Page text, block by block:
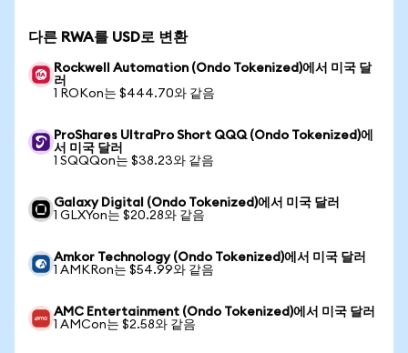
다른 RWA를 USD로 변환
Rockwell Automation (Ondo Tokenized)에서 미국 달
러
1 ROKon는 $444.70와 같음
ProShares UltraPro Short QQQ (Ondo Tokenized)에
서 미국 달러
1 SQQQon는 $38.23와 같음
Galaxy Digital (Ondo Tokenized)에서 미국 달러
1 GLXYon는 $20.28와 같음
Amkor Technology (Ondo Tokenized)에서 미국 달러
1 AMKRon는 $54.99와 같음
AMC Entertainment (Ondo Tokenized)에서 미국 달러
1 AMCon는 $2.58와 같음